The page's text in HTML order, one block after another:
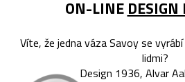
ON-LINE
Víte, že jedna váza Savoy se
lidmi?
Design 1936, Alvar